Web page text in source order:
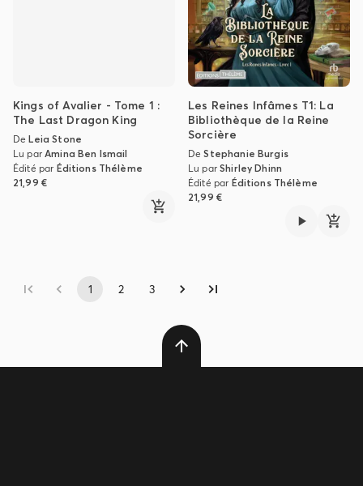
Kings of Avalier - Tome 1 :
The Last Dragon King
DeLeia Stone
Lu parAmina Ben Ismail
Édité par Éditions Thélème
21,99 €
Les Reines Infâmes T1: La
Bibliothèque de la Reine
Sorcière
DeStephanie Burgis
Lu parShirley Dhinn
Édité par Éditions Thélème
21,99 €
1 2 3